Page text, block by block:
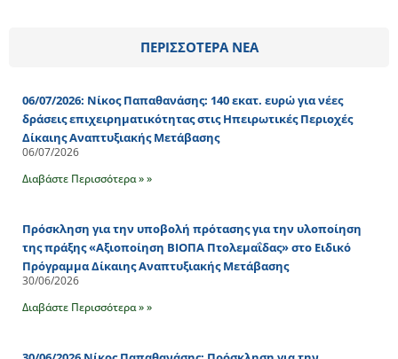
ΠΕΡΙΣΣΟΤΕΡΑ ΝΕΑ
06/07/2026: Νίκος Παπαθανάσης: 140 εκατ. ευρώ για νέες
δράσεις επιχειρηματικότητας στις Ηπειρωτικές Περιοχές
Δίκαιης Αναπτυξιακής Μετάβασης
06/07/2026
Διαβάστε Περισσότερα » »
Πρόσκληση για την υποβολή πρότασης για την υλοποίηση
της πράξης «Αξιοποίηση ΒΙΟΠΑ Πτολεμαΐδας» στο Ειδικό
Πρόγραμμα Δίκαιης Αναπτυξιακής Μετάβασης
30/06/2026
Διαβάστε Περισσότερα » »